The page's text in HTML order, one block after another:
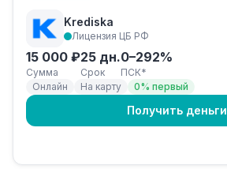
Krediska
Лицензия ЦБ РФ
15 000 ₽
Сумма
25 дн.
Срок
0–292%
ПСК*
Онлайн
На карту 0% первый
Получить деньги